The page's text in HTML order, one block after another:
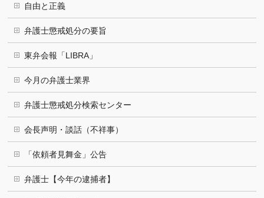
自由と正義
弁護士懲戒処分の要旨
東弁会報「LIBRA」
今月の弁護士業界
弁護士懲戒処分検索センター
会長声明・談話（不祥事）
「依頼者見舞金」公告
弁護士【今年の逮捕者】